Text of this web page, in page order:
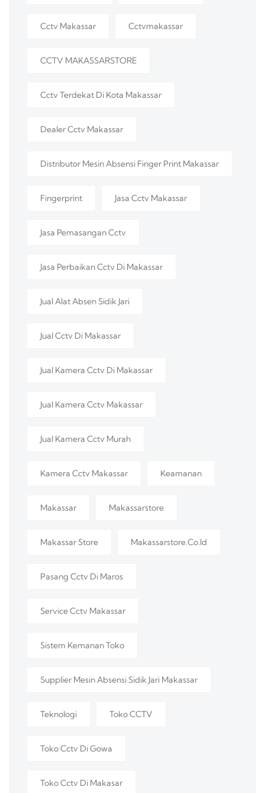
Cctv Makassar Cctvmakassar
CCTV MAKASSARSTORE
Cctv Terdekat Di Kota Makassar
Dealer Cctv Makassar
Distributor Mesin Absensi Finger Print Makassar
Fingerprint Jasa Cctv Makassar
Jasa Pemasangan Cctv
Jasa Perbaikan Cctv Di Makassar
Jual Alat Absen Sidik Jari
Jual Cctv Di Makassar
Jual Kamera Cctv Di Makassar
Jual Kamera Cctv Makassar
Jual Kamera Cctv Murah
Kamera Cctv Makassar Keamanan
Makassar Makassarstore
Makassar Store Makassarstore.co.id
Pasang Cctv Di Maros
Service Cctv Makassar
Sistem Kemanan Toko
Supplier Mesin Absensi Sidik Jari Makassar
Teknologi Toko CCTV
Toko Cctv Di Gowa
Toko Cctv Di Makasar